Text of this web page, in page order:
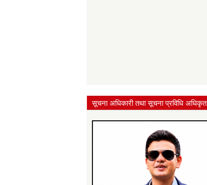
सूचना अधिकारी तथा सूचना प्रविधि अधिकृत